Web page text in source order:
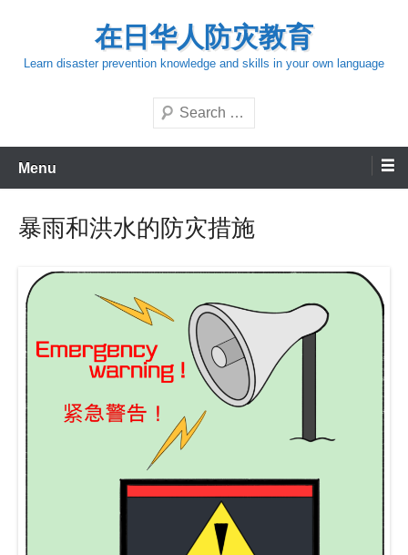
content
在日华人防灾教育
Learn disaster prevention knowledge and skills in your own language
Search
Menu
暴雨和洪水的防灾措施